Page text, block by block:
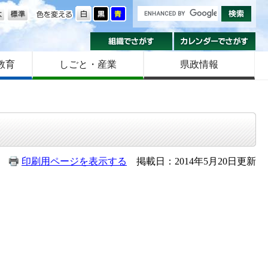
色を変える
大きさ
組織でさがす
育 しごと・産業 県政情報
印刷用ページを表示する
掲載日：2014年5月20日更新